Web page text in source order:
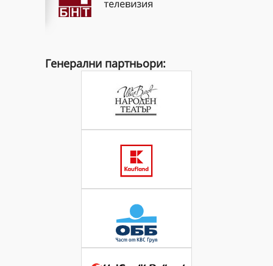
Генерални партньори: